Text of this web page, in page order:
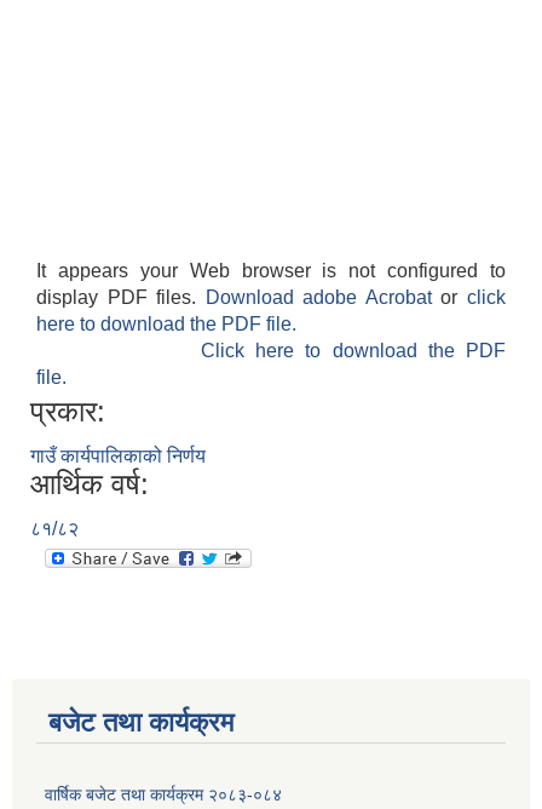
It appears your Web browser is not configured to
display PDF files.
Download adobe Acrobatorclick
here to download the PDF file.
Click here to download the PDF
file.
प्रकार:
गाउँ कार्यपालिकाको निर्णय
आर्थिक वर्ष:
८१/८२
बजेट तथा कार्यक्रम
वार्षिक बजेट तथा कार्यक्रम २०८३-०८४